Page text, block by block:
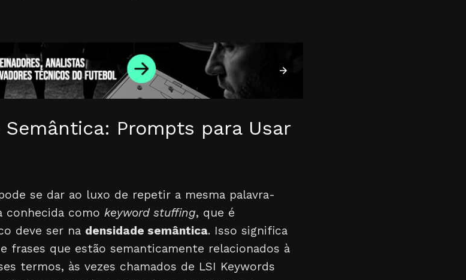
Semântica: Prompts para Usar
se dar ao luxo de repetir a mesma palavra-
conhecida como keyword stuffing, que é
deve ser na densidade semântica. Isso significa
frases que estão semanticamente relacionados à
termos, às vezes chamados de LSI Keywords